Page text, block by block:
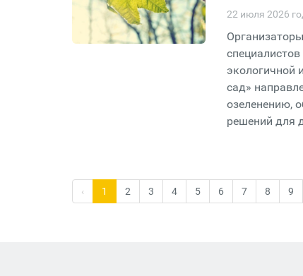
22 июля 2026
экологичной
сад»
озеленению,
решений для
‹ 1 2 3 4 5 6 7 8 9